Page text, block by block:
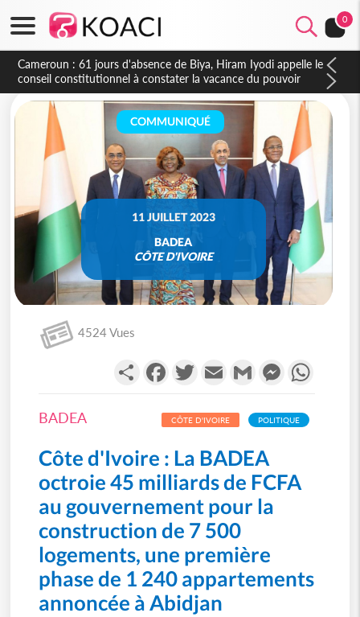
0
Côte d'Ivoire : Fin de la pagaille au PDCI-RDA, Lessiehi bannit
les mouvements sauvages
COMMUNIQUÉ
11 JUILLET 2023
BADEA
CÔTE D'IVOIRE
4524 Vues
PartagerFacebookTwitterEmail Gmail Messenger
BADEA CÔTE D'IVOIRE POLITIQUE
Côte d'Ivoire : La BADEA
octroie 45 milliards de FCFA
au gouvernement pour la
construction de 7 500
logements, une première
phase de 1 240 appartements
annoncée à Abidjan